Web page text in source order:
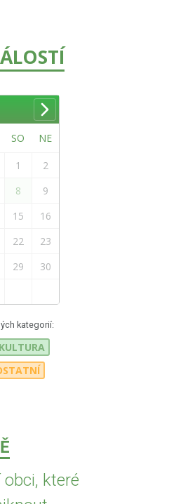
SO NE
1
2
8
9
15
16
22
23
29
30
kategorií:
KULTURA
které